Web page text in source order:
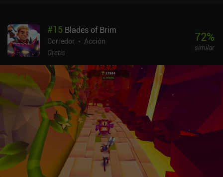
#15 Blades of Brim
Corredor
Acción
Gratis
72%
similar